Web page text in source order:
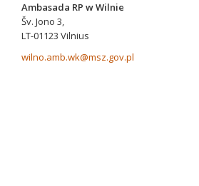
Ambasada RP w Wilnie
Šv. Jono 3,
LT-01123 Vilnius
wilno.amb.wk@msz.gov.pl